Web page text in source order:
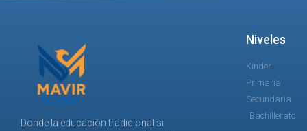
Donde la educación tradicional si
Niveles
Kinder
Primaria
Secundaria
Bachillerato